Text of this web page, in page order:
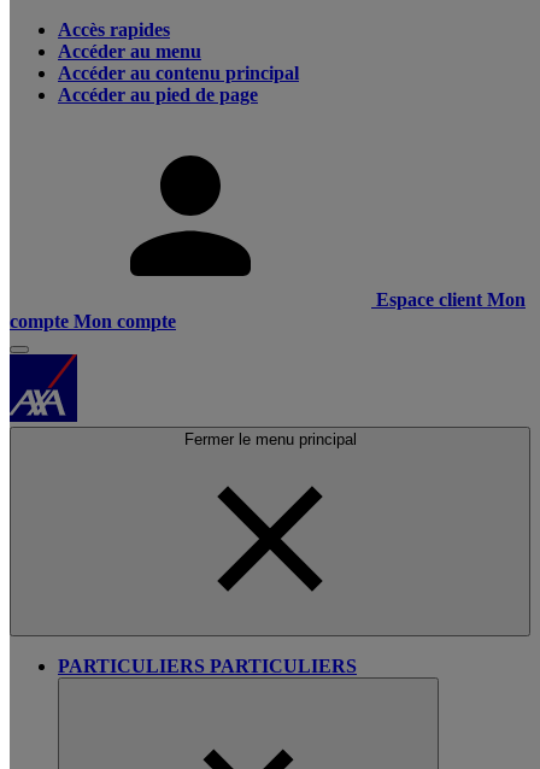
Accès rapides
Accéder au menu
Accéder au contenu principal
Accéder au pied de page
Espace client Mon
compte Mon compte
Fermer le menu principal
PARTICULIERS PARTICULIERS